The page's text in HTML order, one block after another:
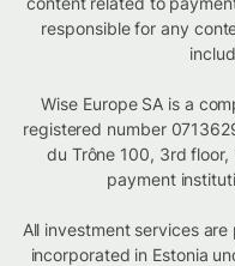
responsible for any
Wise Europe SA is a
registered number
du Trône 100, 3rd floor,
payment
All investment services
incorporated in Estonia